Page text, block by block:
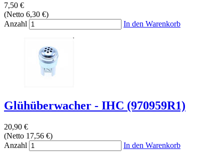
7,50 €
(Netto 6,30 €)
Anzahl
In den Warenkorb
Glühüberwacher - IHC (970959R1)
20,90 €
(Netto 17,56 €)
Anzahl
In den Warenkorb